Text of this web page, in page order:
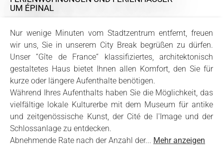
UM ÉPINAL
Nur wenige Minuten vom Stadtzentrum entfernt, freuen
wir uns, Sie in unserem City Break begrüßen zu dürfen.
Unser “Gîte de France“ klassifiziertes, architektonisch
gestaltetes Haus bietet Ihnen allen Komfort, den Sie für
kurze oder längere Aufenthalte benötigen.
Während Ihres Aufenthalts haben Sie die Möglichkeit, das
vielfältige lokale Kulturerbe mit dem Museum für antike
und zeitgenössische Kunst, der Cité de l'Image und der
Schlossanlage zu entdecken.
Abnehmende Rate nach der Anzahl der... Mehr anzeigen